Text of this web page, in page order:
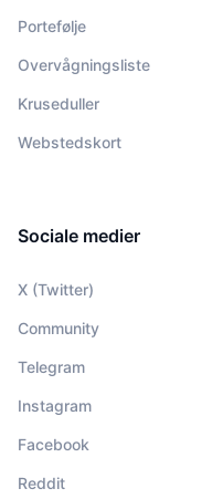
Portefølje
Overvågningsliste
Kruseduller
Webstedskort
Sociale medier
X (Twitter)
Community
Telegram
Instagram
Facebook
Reddit